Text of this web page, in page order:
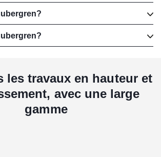
no sea takimata sanctus est
no sea takimata sanctus est
les travaux en hauteur et
avec une large
gamme